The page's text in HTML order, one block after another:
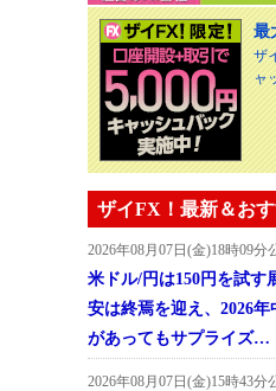
最
ザ
ャ
ザイFX！最新＆お
2026年08月07日(金)18時09分
米ドル/円は150円を試す
安は終焉を迎え、2026
があってもサプライズ…
2026年08月07日(金)15時43分